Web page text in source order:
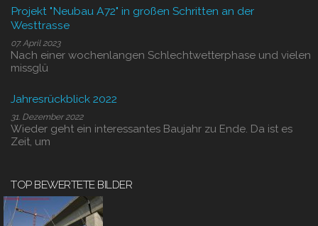
Projekt "Neubau A72" in großen Schritten an der
Westtrasse
07. April 2023
Nach einer wochenlangen Schlechtwetterphase und vielen
missglü
Jahresrückblick 2022
31. Dezember 2022
Wieder geht ein interessantes Baujahr zu Ende. Da ist es
Zeit, um
TOP BEWERTETE BILDER